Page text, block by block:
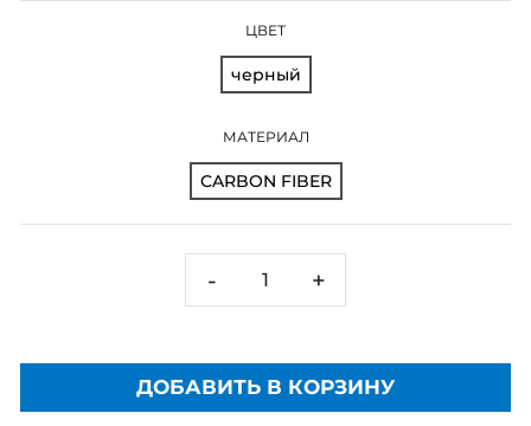
ЦВЕТ
черный
МАТЕРИАЛ
CARBON FIBER
- +
ДОБАВИТЬ В КОРЗИНУ